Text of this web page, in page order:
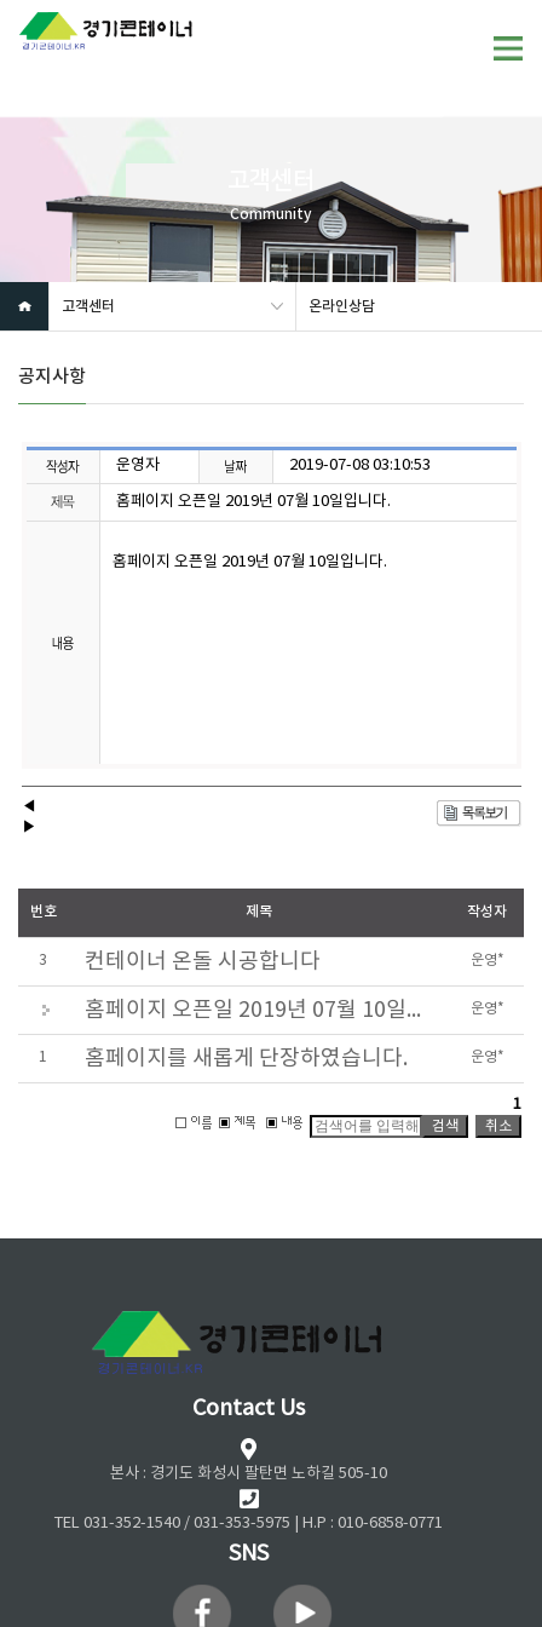
Community
고객센터 온라인상담
공지사항
운영자
2019-07-08 03:10:53
홈페이지 오픈일 2019년 07월 10일입니다.
홈페이지 오픈일 2019년 07월 10일입니다.
◀
▶
번호 제목 작성자
3 컨테이너 온돌 시공합니다 운영*
홈페이지 오픈일 2019년 07월 10일입니다. 운영*
1 홈페이지를 새롭게 단장하였습니다. 운영*
1
Contact Us
본사 : 경기도 화성시 팔탄면 노하길 505-10
TEL 031-352-1540 / 031-353-5975 | H.P : 010-6858-0771
SNS